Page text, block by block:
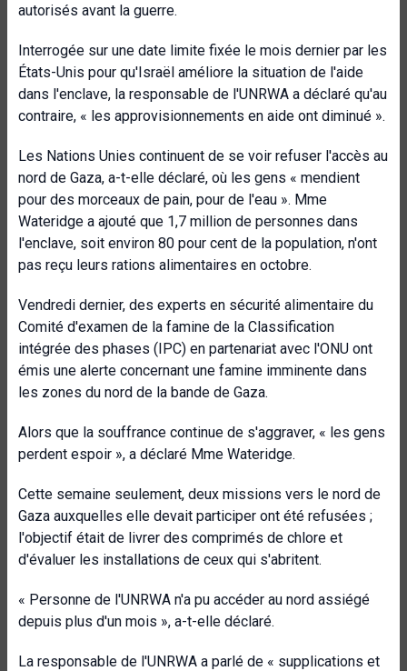
autorisés avant la guerre.
Interrogée sur une date limite fixée le mois dernier par les
États-Unis pour qu'Israël améliore la situation de l'aide
dans l'enclave, la responsable de l'UNRWA a déclaré qu'au
contraire, « les approvisionnements en aide ont diminué ».
Les Nations Unies continuent de se voir refuser l'accès au
nord de Gaza, a-t-elle déclaré, où les gens « mendient
pour des morceaux de pain, pour de l'eau ». Mme
Wateridge a ajouté que 1,7 million de personnes dans
l'enclave, soit environ 80 pour cent de la population, n'ont
pas reçu leurs rations alimentaires en octobre.
Vendredi dernier, des experts en sécurité alimentaire du
Comité d'examen de la famine de la Classification
intégrée des phases (IPC) en partenariat avec l'ONU ont
émis une alerte concernant une famine imminente dans
les zones du nord de la bande de Gaza.
Alors que la souffrance continue de s'aggraver, « les gens
perdent espoir », a déclaré Mme Wateridge.
Cette semaine seulement, deux missions vers le nord de
Gaza auxquelles elle devait participer ont été refusées ;
l'objectif était de livrer des comprimés de chlore et
d'évaluer les installations de ceux qui s'abritent.
« Personne de l'UNRWA n'a pu accéder au nord assiégé
depuis plus d'un mois », a-t-elle déclaré.
La responsable de l'UNRWA a parlé de « supplications et